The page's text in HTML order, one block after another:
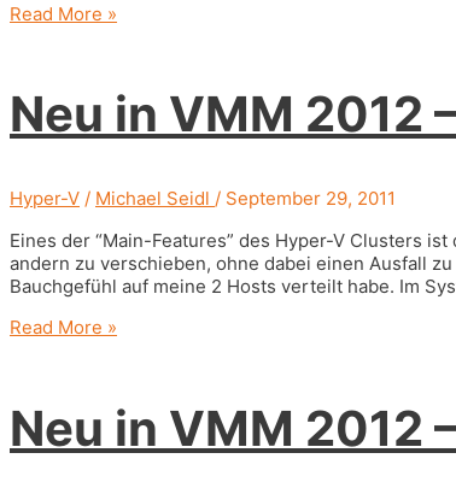
Microsoft
–
man
aus!
Read More »
Neu in VMM 2012
Hyper-V / Michael Seidl / September 29, 2011
Eines der “Main-Features” des Hyper-V Clusters
andern zu verschieben, ohne dabei einen Ausfall
Bauchgefühl auf meine 2 Hosts verteilt habe. Im
Neu
–
Hosts
Read More »
Neu in VMM 2012